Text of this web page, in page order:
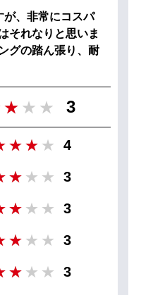
が、非常にコスパ
それなりと思いま
グの踏ん張り、耐
3
4
3
3
3
3